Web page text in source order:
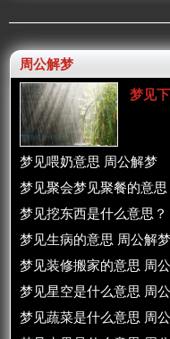
周公解梦
梦见
梦见喂奶意思 周公解梦
梦见聚会梦见聚餐的意
梦见挖东西是什么意思？
梦见生病的意思 周公解梦
梦见装修搬家的意思 周
梦见星空是什么意思 周
梦见蔬菜是什么意思 周